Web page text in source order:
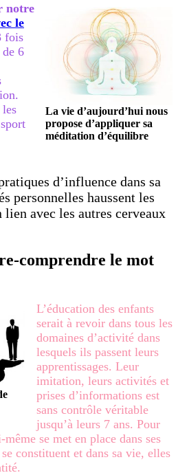
La vie d’aujourd’hui nous
propose d’appliquer sa
méditation d’équilibre
notre
le
fois
6
d’influence dans sa
personnelles haussent les
avec les autres cerveaux
comprendre le mot
L’éducation des enfants
serait à revoir dans tous les
domaines d’activité dans
lesquels ils passent leurs
apprentissages. Leur
imitation, leurs activités et
prises d’informations est
sans contrôle véritable
jusqu’à leurs 7 ans. Pour
se met en place dans ses
constituent et dans sa vie, elles